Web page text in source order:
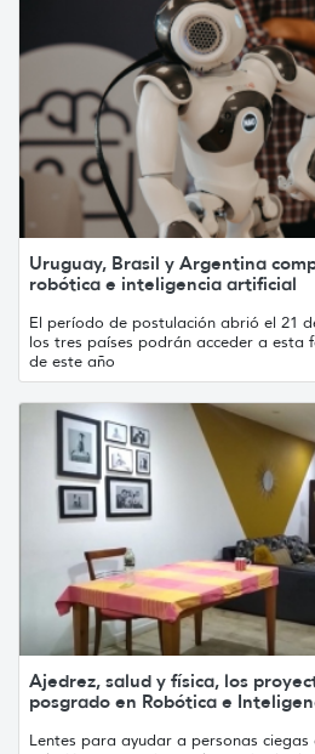
Uruguay, Brasil y Argentina
robótica e inteligencia artificial
El período de postulación abrió el 21
los tres países podrán acceder a
de este año
Ajedrez, salud y física, los
posgrado en Robótica e
Lentes para ayudar a personas